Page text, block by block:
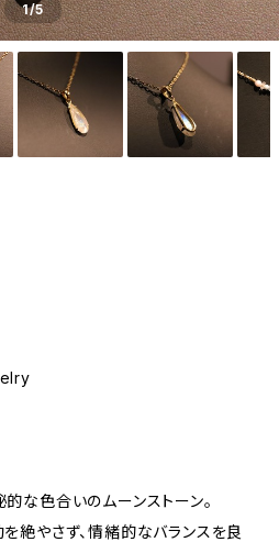
1/5
な色合いのムーンストーン。
絶やさず、情緒的なバランスを良